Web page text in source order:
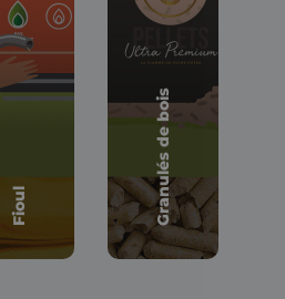
Fioul Granulés de bois